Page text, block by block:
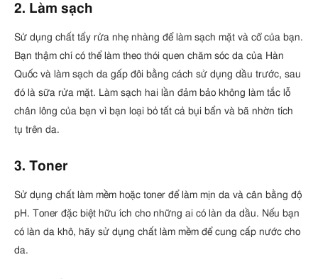
2. Làm sạch
Sử dụng chất tẩy rửa nhẹ nhàng để làm sạch mặt và cổ của bạn.
Bạn thậm chí có thể làm theo thói quen chăm sóc da của Hàn
Quốc và làm sạch da gấp đôi bằng cách sử dụng dầu trước, sau
đó là sữa rửa mặt. Làm sạch hai lần đảm bảo không làm tắc lỗ
chân lông của bạn vì bạn loại bỏ tất cả bụi bẩn và bã nhờn tích
tụ trên da.
3. Toner
Sử dụng chất làm mềm hoặc toner để làm mịn da và cân bằng độ
pH. Toner đặc biệt hữu ích cho những ai có làn da dầu. Nếu bạn
có làn da khô, hãy sử dụng chất làm mềm để cung cấp nước cho
da.